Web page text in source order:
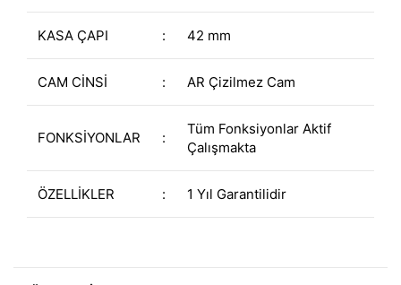
KASA ÇAPI : 42 mm
CAM CİNSİ : AR Çizilmez Cam
FONKSİYONLAR :
Tüm Fonksiyonlar Aktif
Çalışmakta
ÖZELLİKLER : 1 Yıl Garantilidir